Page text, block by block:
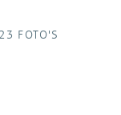
FOTO'S